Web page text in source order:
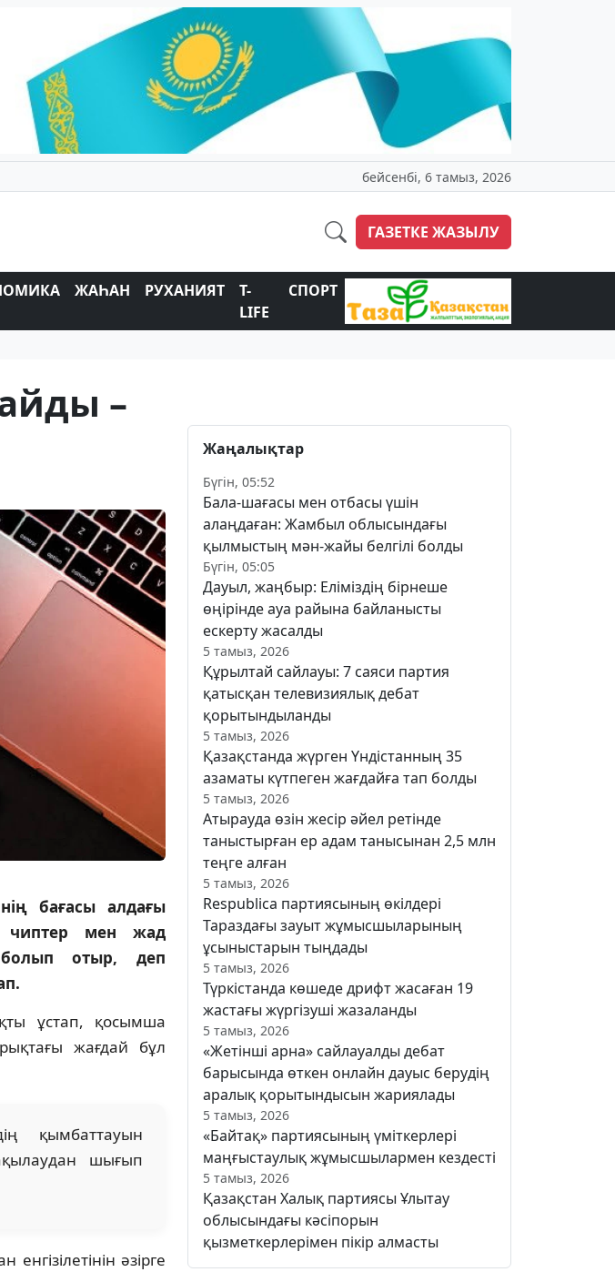
бейсенбі, 6 тамыз, 2026
ГАЗЕТКЕ ЖАЗЫЛУ
ЖАҺАН РУХАНИЯТ
T-
LIFE
СПОРТ
–
бағасы алдағы
чиптер мен жад
отыр, деп
ұстап, қосымша
жағдай бұл
қымбаттауын
шығып
әзірге
Жаңалықтар
Бүгін, 05:52
Бала-шағасы мен отбасы үшін
алаңдаған: Жамбыл облысындағы
қылмыстың мән-жайы белгілі болды
Бүгін, 05:05
Дауыл, жаңбыр: Еліміздің бірнеше
өңірінде ауа райына байланысты
ескерту жасалды
5 тамыз, 2026
Құрылтай сайлауы: 7 саяси партия
қатысқан телевизиялық дебат
қорытындыланды
5 тамыз, 2026
Қазақстанда жүрген Үндістанның 35
азаматы күтпеген жағдайға тап болды
5 тамыз, 2026
Атырауда өзін жесір әйел ретінде
таныстырған ер адам танысынан 2,5 млн
теңге алған
5 тамыз, 2026
Respublica партиясының өкілдері
Тараздағы зауыт жұмысшыларының
ұсыныстарын тыңдады
5 тамыз, 2026
Түркістанда көшеде дрифт жасаған 19
жастағы жүргізуші жазаланды
5 тамыз, 2026
«Жетінші арна» сайлауалды дебат
барысында өткен онлайн дауыс берудің
аралық қорытындысын жариялады
5 тамыз, 2026
«Байтақ» партиясының үміткерлері
маңғыстаулық жұмысшылармен кездесті
5 тамыз, 2026
Қазақстан Халық партиясы Ұлытау
облысындағы кәсіпорын
қызметкерлерімен пікір алмасты